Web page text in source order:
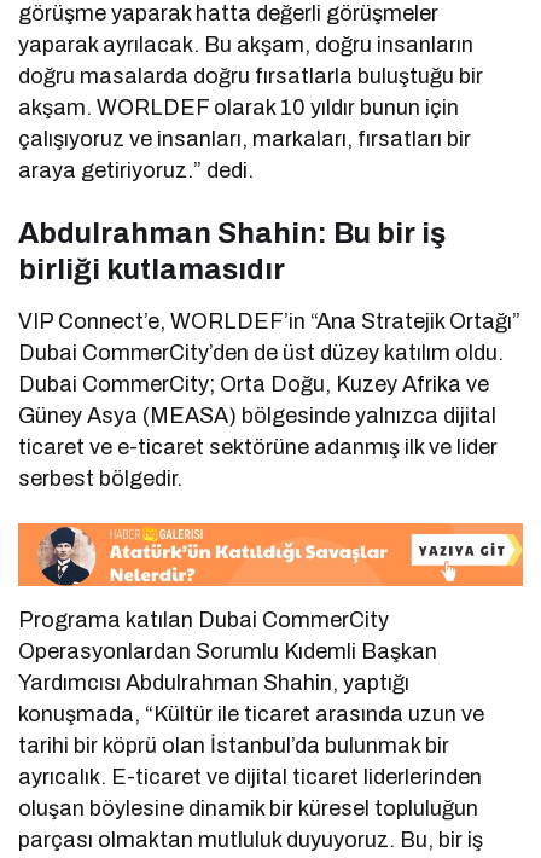
görüşme yaparak hatta değerli görüşmeler
yaparak ayrılacak. Bu akşam, doğru insanların
doğru masalarda doğru fırsatlarla buluştuğu bir
akşam. WORLDEF olarak 10 yıldır bunun için
çalışıyoruz ve insanları, markaları, fırsatları bir
araya getiriyoruz.” dedi.
Abdulrahman Shahin: Bu bir iş
birliği kutlamasıdır
VIP Connect’e, WORLDEF’in “Ana Stratejik Ortağı”
Dubai CommerCity’den de üst düzey katılım oldu.
Dubai CommerCity; Orta Doğu, Kuzey Afrika ve
Güney Asya (MEASA) bölgesinde yalnızca dijital
ticaret ve e-ticaret sektörüne adanmış ilk ve lider
serbest bölgedir.
Programa katılan Dubai CommerCity
Operasyonlardan Sorumlu Kıdemli Başkan
Yardımcısı Abdulrahman Shahin, yaptığı
konuşmada, “Kültür ile ticaret arasında uzun ve
tarihi bir köprü olan İstanbul’da bulunmak bir
ayrıcalık. E-ticaret ve dijital ticaret liderlerinden
oluşan böylesine dinamik bir küresel topluluğun
parçası olmaktan mutluluk duyuyoruz. Bu, bir iş